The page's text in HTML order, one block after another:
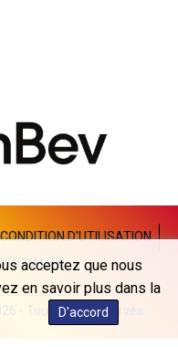
acceptez que nous
en savoir plus dans la
D'accord
CONDITION D'UTILISATION
- Tous droits réservés